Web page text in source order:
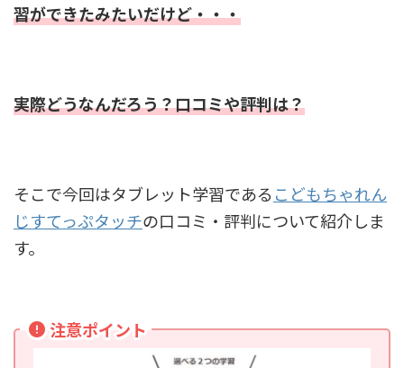
習ができたみたいだけど・・・
実際どうなんだろう？口コミや評判は？
そこで今回はタブレット学習である こどもちゃれん
じすてっぷタッチの口コミ・評判について紹介しま
す。
注意ポイント